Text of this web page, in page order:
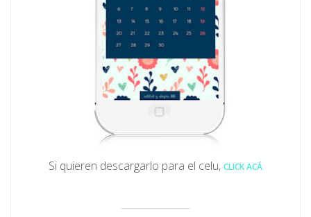
Si quieren descargarlo para el celu, CLICK ACÁ
..................................................